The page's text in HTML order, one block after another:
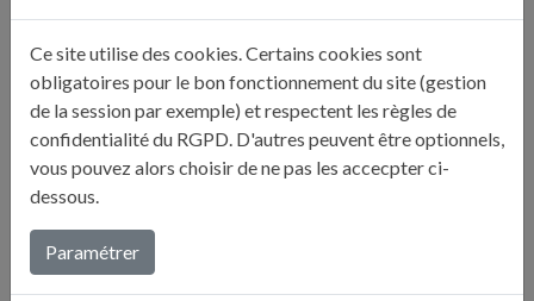
5
Prélevez la chair des avocats, écrasez-la et arrosez-la
du jus de citron.
6 Ajoutez le gingembre.
Montez la crème en chantilly, ajoutez-y le reste du
sucre glace, et incorporez-la délicatement à la purée
d’avocat.
Ce site utilise des cookies. Certains cookies sont
obligatoires pour le bon fonctionnement du site (gestion
de la session par exemple) et respectent les règles de
confidentialité du RGPD. D'autres peuvent être optionnels,
vous pouvez alors choisir de ne pas les accecpter ci-
dessous.
Paramétrer